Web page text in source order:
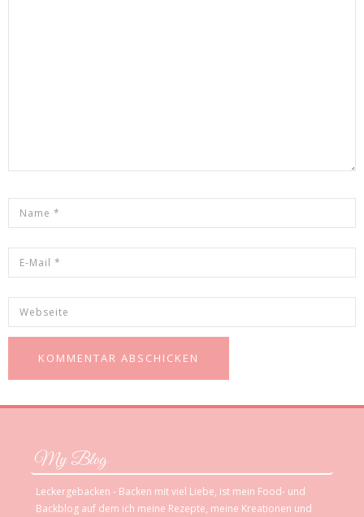
My Blog
Leckergebacken - Backen mit viel Liebe, ist mein Food- und
Backblog auf dem ich meine Rezepte, meine Kreationen und